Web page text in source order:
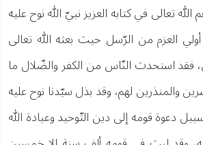
الله تعالى في كتابه العزيز نبيّ الله نوح عليه
العزم من الرّسل حيث بعثه الله تعالى
فقد استحدث النّاس من الكفر والضّلال ما
والمنذرين لهم، وقد بذل سيّدنا نوح عليه
دعوة قومه إلى دين التّوحيد وعبادة الله